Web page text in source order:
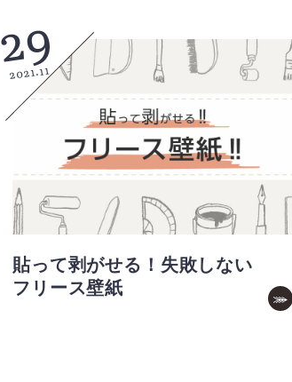
29
2021.11
貼って剥がせる！失敗しない
フリース壁紙